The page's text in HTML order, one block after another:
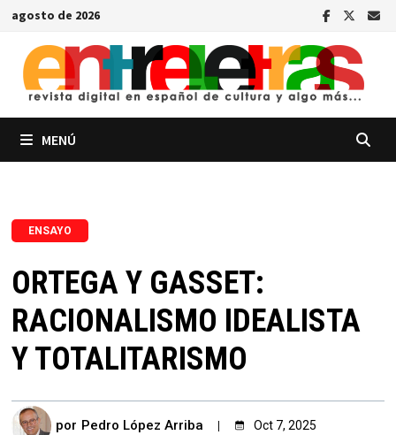
Saltar
contenido
agosto de 2026
MENÚ
ENSAYO
ORTEGA Y GASSET:
RACIONALISMO IDEALISTA
Y TOTALITARISMO
por Pedro López Arriba Oct 7, 2025